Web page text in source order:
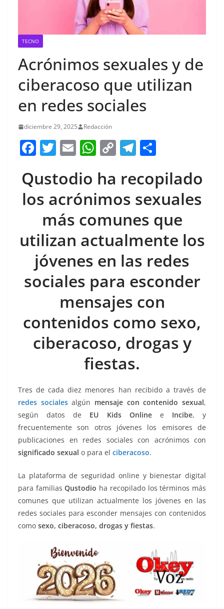
TECNO
Acrónimos sexuales y de
ciberacoso que utilizan
en redes sociales
diciembre 29, 2025 Redacción
F
c
e
b
o
o
k
T
itt
er
E
ai
l
W
at
s
A
p
p
C
p
y
Li
n
k
T
e
gr
a
m
ar
e
Qustodio ha recopilado
los acrónimos sexuales
más comunes que
utilizan actualmente los
jóvenes en las redes
sociales para esconder
mensajes con
contenidos como sexo,
ciberacoso, drogas y
fiestas.
Tres de cada diez menores han recibido a través de
redes socialesalgún mensaje con contenido sexual,
según datos de EU Kids Onlinee Incibe, y
frecuentemente son otros jóvenes los emisores de
publicaciones en redes sociales con acrónimos con
significado sexual o para el ciberacoso.
La plataforma de seguridad online y bienestar digital
para familiasQustodio ha recopilado los términos más
comunes que utilizan actualmente los jóvenes en las
redes sociales para esconder mensajes con contenidos
como sexo, ciberacoso, drogas y fiestas.